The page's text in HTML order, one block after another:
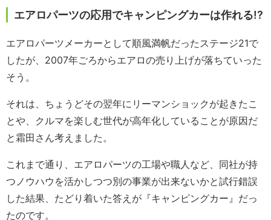
エアロパーツの応用でキャンピングカーは作れる!?
エアロパーツメーカーとして順風満帆だったステージ21で
したが、2007年ごろからエアロの売り上げが落ちていった
そう。
それは、ちょうどその翌年にリーマンショックが起きたこ
とや、クルマを楽しむ世代が高年化していることが原因だ
と霜田さん考えました。
これまで通り、エアロパーツの工場や職人など、同社が持
つノウハウを活かしつつ別の事業が出来ないかと試行錯誤
した結果、たどり着いた答えが『キャンピングカー』だっ
たのです。